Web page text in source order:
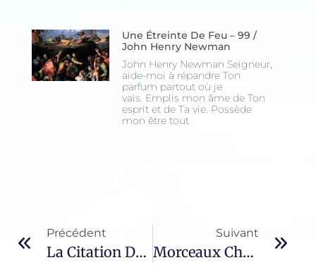
Une Étreinte De Feu – 99 /
John Henry Newman
John Henry Newman Seigneur,
aide-moi à répandre Ton
parfum partout où je
vais. Emplis mon âme de Ton
esprit et de Ta vie. Possède
mon être tout
Précédent
La Citation Du Jour – 621 / Thérèse De Jésus
Suivant
Morceaux Choisis – 572 / Catherine De Sienne